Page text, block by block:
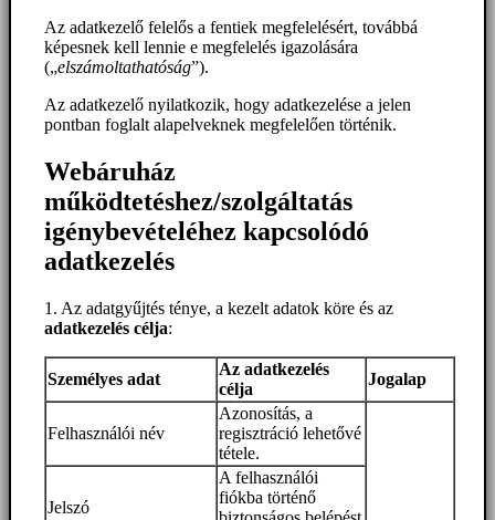
Az adatkezelő felelős a fentiek megfelelésért, továbbá
képesnek kell lennie e megfelelés igazolására
(„elszámoltathatóság”).
Az adatkezelő nyilatkozik, hogy adatkezelése a jelen
pontban foglalt alapelveknek megfelelően történik.
Webáruház
működtetéshez/szolgáltatás
igénybevételéhez kapcsolódó
adatkezelés
1. Az adatgyűjtés ténye, a kezelt adatok köre és az
adatkezelés célja:
Személyes adat
Az adatkezelés
célja
Jogalap
Felhasználói név
Azonosítás, a
regisztráció lehetővé
tétele.
Jelszó
A felhasználói
fiókba történő